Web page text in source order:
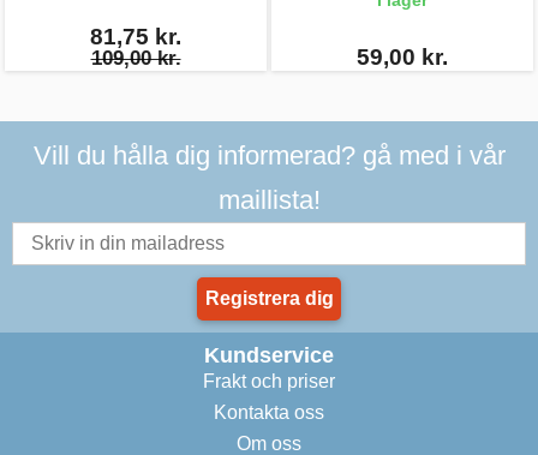
81,75 kr.
109,00 kr. 59,00 kr.
Vill du hålla dig informerad? gå med i vår
maillista!
Registrera dig
Kundservice
Frakt och priser
Kontakta oss
Om oss